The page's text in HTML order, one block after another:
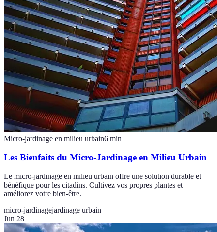
Micro-jardinage en milieu urbain6 min
Les Bienfaits du Micro-Jardinage en Milieu Urbain
Le micro-jardinage en milieu urbain offre une solution durable et
bénéfique pour les citadins. Cultivez vos propres plantes et
améliorez votre bien-être.
micro-jardinagejardinage urbain
Jun 28